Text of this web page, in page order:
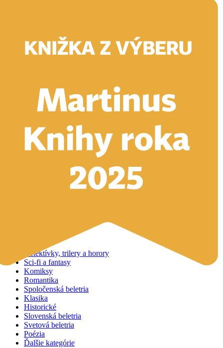
Vyhľadávanie
Vyhľadávanie
Detektívky, trilery a horory
Sci-fi a fantasy
Komiksy
Romantika
Spoločenská beletria
Klasika
Historické
Slovenská beletria
Svetová beletria
Poézia
Ďalšie kategórie